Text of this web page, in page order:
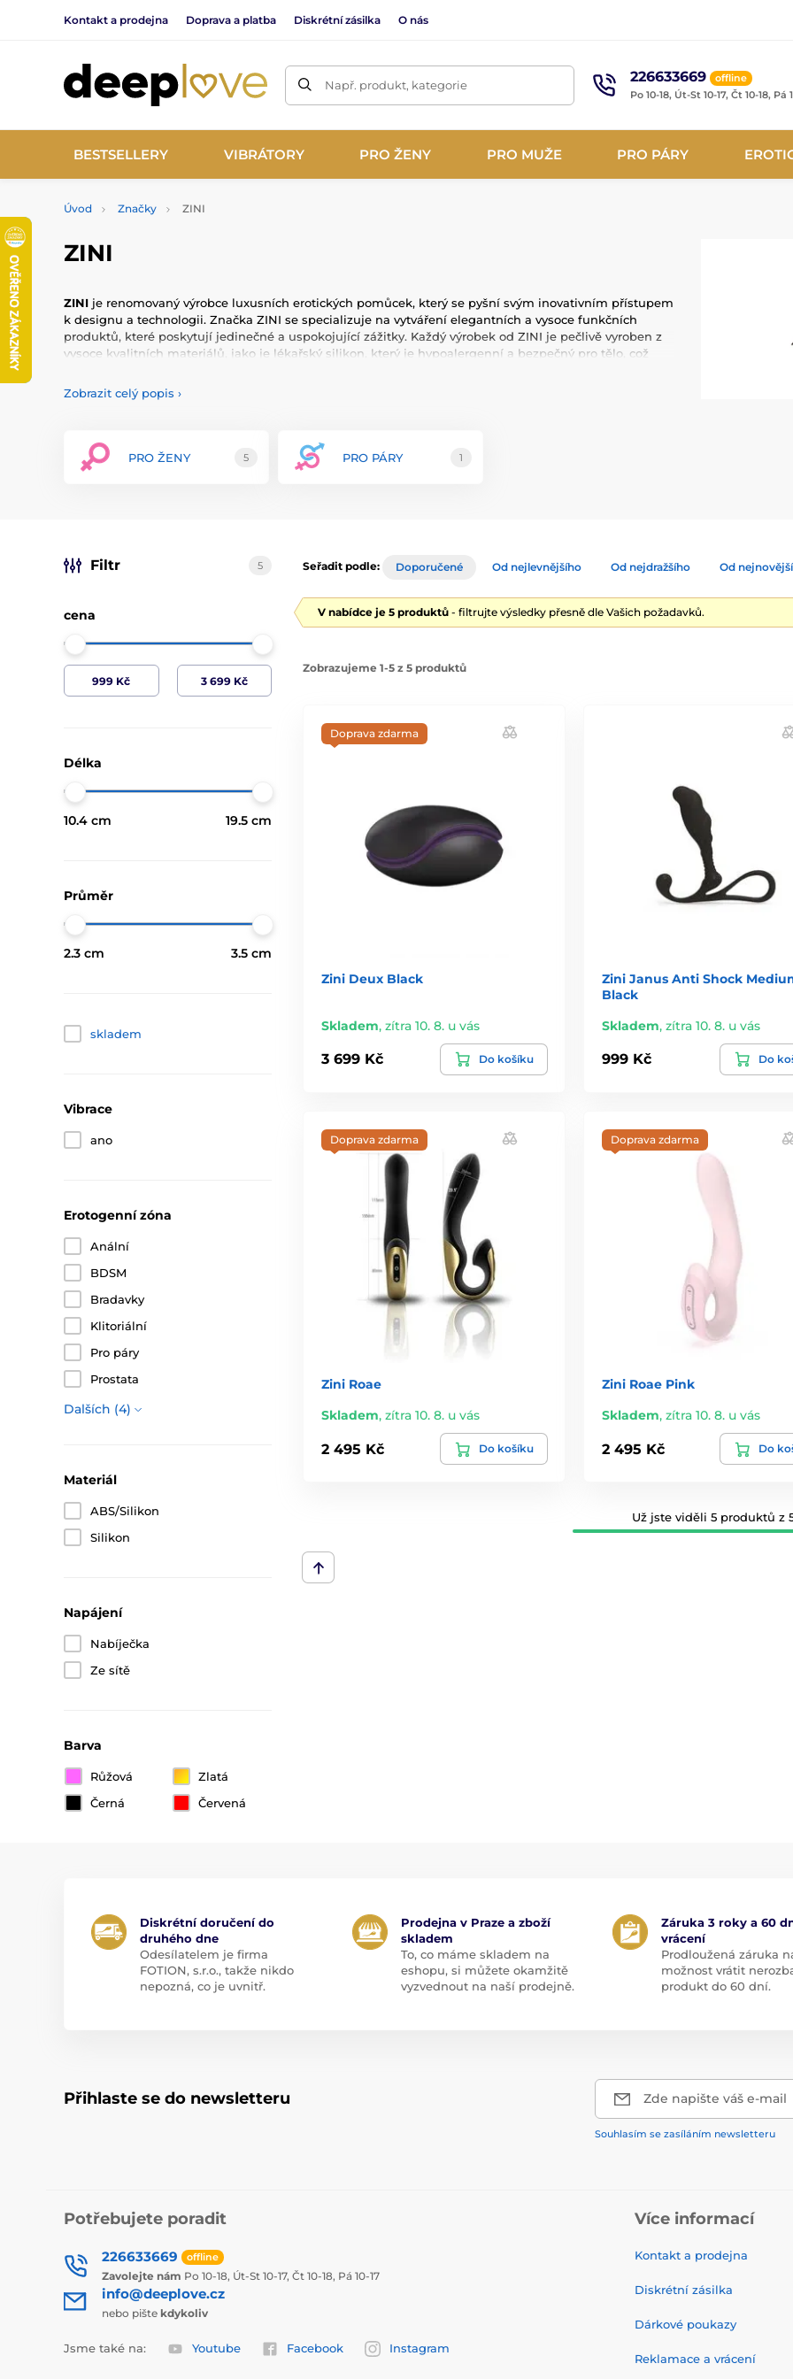
Kontakt a prodejna Doprava a platba Diskrétní zásilka O nás
Např. produkt, kategorie 226633669
offline
Po 10-18, Út-St 10-17, Čt 10-18, Pá
BESTSELLERY VIBRÁTORY PRO ŽENY PRO MUŽE PRO PÁRY
Úvod Značky ZINI
ZINI
ZINI je renomovaný výrobce luxusních erotických pomůcek, který se pyšní svým inovativním přístupem
k designu a technologii. Značka ZINI se specializuje na vytváření elegantních a vysoce funkčních
produktů, které poskytují jedinečné a uspokojující zážitky. Každý výrobek od ZINI je pečlivě vyroben z
vysoce kvalitních materiálů, jako je lékařský silikon, který je hypoalergenní a bezpečný pro tělo, což
Produkty ZINI zahrnují širokou škálu vibrátorů, masážních přístrojů a dalších intimních pomůcek, které
ZINI klade velký důraz na estetiku a detail, což se odráží v každém jejich produktu. Elegantní design a
designu.
Zobrazit celý popis ›
PRO ŽENY 5 PRO PÁRY 1
Filtr 5
cena
Délka
10.4 cm 19.5 cm
Průměr
2.3 cm 3.5 cm
skladem
Vibrace
ano
Erotogenní zóna
Anální
BDSM
Bradavky
Klitoriální
Pro páry
Prostata
Dalších (4)
Materiál
ABS/Silikon
Silikon
Napájení
Nabíječka
Ze sítě
Barva
Růžová
Zlatá
Černá
Červená
Seřadit podle: Doporučené Od nejlevnějšího Od nejdražšího Od
V nabídce je 5 produktů - filtrujte výsledky přesně dle Vašich požadavků.
Zobrazujeme 1-5 z 5 produktů
Doprava zdarma
Zini Deux Black
Skladem, zítra 10. 8. u vás
3 699 Kč Do košíku
Zini Janus Anti Shock
Black
Skladem, zítra 10. 8. u vás
999 Kč Do
Doprava zdarma
Zini Roae
Skladem, zítra 10. 8. u vás
2 495 Kč Do košíku
Doprava zdarma
Zini Roae Pink
Skladem, zítra 10. 8. u vás
2 495 Kč Do
Už jste viděli 5 produktů z
Diskrétní doručení do
druhého dne
Odesílatelem je firma
FOTION, s.r.o., takže nikdo
nepozná, co je uvnitř.
Prodejna v Praze a zboží
skladem
To, co máme skladem na
eshopu, si můžete okamžitě
vyzvednout na naší prodejně.
Záruka 3 roky a 60
vrácení
Prodloužená záruka
možnost vrátit
produkt do 60 dní.
Přihlaste se do newsletteru Zde napište váš e-mail
Souhlasím se zasíláním newsletteru
Potřebujete poradit
226633669 offline
Zavolejte nám Po 10-18, Út-St 10-17, Čt 10-18, Pá 10-17
info@deeplove.cz
nebo pište kdykoliv
Jsme také na: Youtube Facebook Instagram
Více informací
Kontakt a prodejna
Diskrétní zásilka
Dárkové poukazy
Reklamace a vrácení